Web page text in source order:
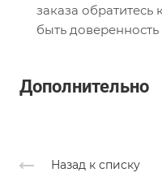
заказа
быть доверенность
Дополнительно
Назад к списку